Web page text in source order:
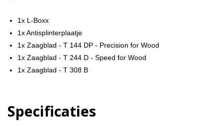
1x L-Boxx
1x Antisplinterplaatje
1x Zaagblad - T 144 DP - Precision for Wood
1x Zaagblad - T 244 D - Speed for Wood
1x Zaagblad - T 308 B
Specificaties